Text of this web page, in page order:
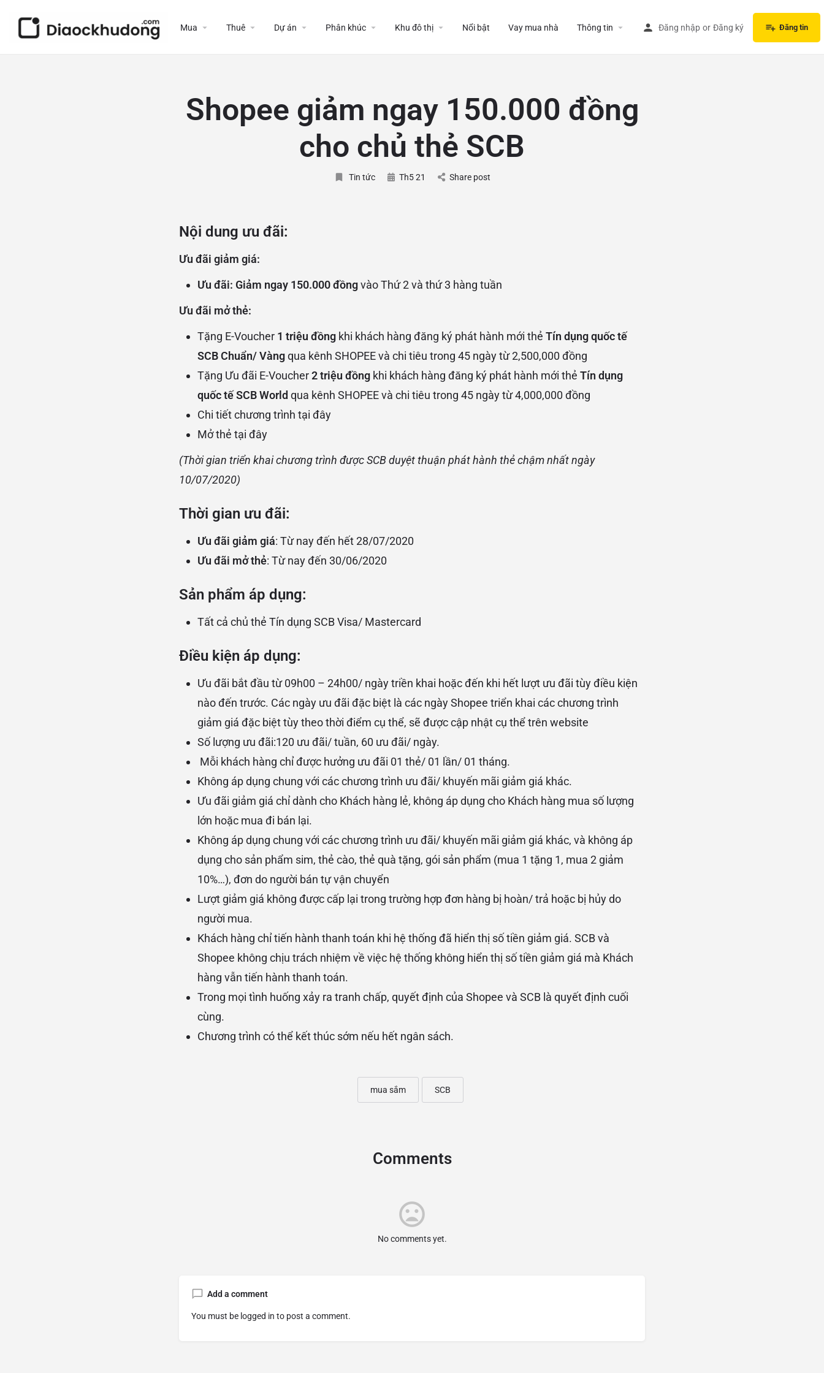
Mua Thuê Dự án Phân khúc Khu đô thị Nổi bật Vay mua nhà Thông tin Đăng nhập or Đăng ký Đăng tin
Shopee giảm ngay 150.000 đồng
cho chủ thẻ SCB
Tin tức Th5 21 Share post
Nội dung ưu đãi:
Ưu đãi giảm giá:
Ưu đãi: Giảm ngay 150.000 đồngvào Thứ 2 và thứ 3 hàng tuần
Ưu đãi mở thẻ:
Tặng E-Voucher 1 triệu đồng khi khách hàng đăng ký phát hành mới thẻ Tín dụng quốc tế
SCBChuẩn/ Vàngqua kênh SHOPEE và chi tiêu trong 45 ngày từ 2,500,000 đồng
Tặng Ưu đãi E-Voucher2 triệu đồng khi khách hàng đăng ký phát hành mới thẻ Tín dụng
quốc tế SCB World qua kênh SHOPEE và chi tiêu trong 45 ngày từ 4,000,000 đồng
Chi tiết chương trình tại đây
Mở thẻ tại đây
(Thời gian triển khai chương trình được SCB duyệt thuận phát hành thẻ chậm nhất ngày
10/07/2020)
Thời gian ưu đãi:
Ưu đãi giảm giá: Từ nay đến hết 28/07/2020
Ưu đãi mở thẻ: Từ nay đến 30/06/2020
Sản phẩm áp dụng:
Tất cả chủ thẻ Tín dụng SCB Visa/ Mastercard
Điều kiện áp dụng:
Ưu đãi bắt đầu từ 09h00 – 24h00/ ngày triền khai hoặc đến khi hết lượt ưu đãi tùy điều kiện
nào đến trước. Các ngày ưu đãi đặc biệt là các ngày Shopee triển khai các chương trình
giảm giá đặc biệt tùy theo thời điểm cụ thể, sẽ được cập nhật cụ thể trên website
Số lượng ưu đãi:120 ưu đãi/ tuần, 60 ưu đãi/ ngày.
Mỗi khách hàng chỉ được hưởng ưu đãi 01 thẻ/ 01 lần/ 01 tháng.
Không áp dụng chung với các chương trình ưu đãi/ khuyến mãi giảm giá khác.
Ưu đãi giảm giá chỉ dành cho Khách hàng lẻ, không áp dụng cho Khách hàng mua số lượng
lớn hoặc mua đi bán lại.
Không áp dụng chung với các chương trình ưu đãi/ khuyến mãi giảm giá khác, và không áp
dụng cho sản phẩm sim, thẻ cào, thẻ quà tặng, gói sản phẩm (mua 1 tặng 1, mua 2 giảm
10%…), đơn do người bán tự vận chuyển
Lượt giảm giá không được cấp lại trong trường hợp đơn hàng bị hoàn/ trả hoặc bị hủy do
người mua.
Khách hàng chỉ tiến hành thanh toán khi hệ thống đã hiển thị số tiền giảm giá. SCB và
Shopee không chịu trách nhiệm về việc hệ thống không hiển thị số tiền giảm giá mà Khách
hàng vẫn tiến hành thanh toán.
Trong mọi tình huống xảy ra tranh chấp, quyết định của Shopee và SCB là quyết định cuối
cùng.
Chương trình có thể kết thúc sớm nếu hết ngân sách.
mua sắm SCB
Comments
No comments yet.
Add a comment
You must be logged in to post a comment.